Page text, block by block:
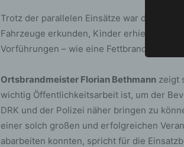
Trotz der parallelen Einsätze war der Tag
Fahrzeuge erkunden, Kinder erhielten
Vorführungen – wie eine
Ortsbrandmeister Florian Bethmann zeigt
wichtig Öffentlichkeitsarbeit ist, um der
DRK und der Polizei näher bringen zu
einer solch großen und erfolgreichen
abarbeiten konnten, spricht für die